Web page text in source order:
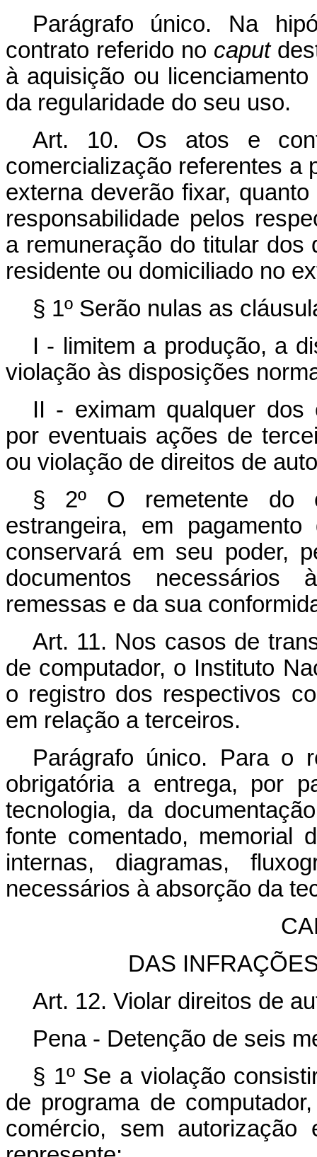
Parágrafo único. Na
contrato referido no caput
à aquisição ou
da regularidade do seu uso.
Art. 10. Os atos e
comercialização referentes a
externa deverão fixar,
responsabilidade pelos
a remuneração do titular dos
residente ou domiciliado no
§ 1º Serão nulas as
I - limitem a produção, a
violação às disposições
II - eximam qualquer dos
por eventuais ações de
ou violação de direitos de
§ 2º O remetente do
estrangeira, em
conservará em seu poder,
documentos
remessas e da sua
Art. 11. Nos casos de
de computador, o Instituto
o registro dos respectivos
em relação a terceiros.
Parágrafo único. Para o
obrigatória a entrega, por
tecnologia, da
fonte comentado, memorial
internas, diagramas,
necessários à absorção da
DAS
Art. 12. Violar direitos de
Pena - Detenção de seis
§ 1º Se a violação
de programa de
comércio, sem